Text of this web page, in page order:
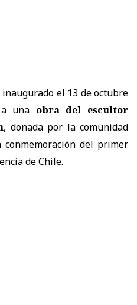
el 13 de octubre
una obra del escultor
, donada por la comunidad
del primer
de Chile.